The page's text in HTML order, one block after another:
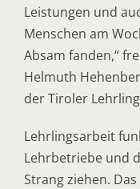
Leistungen und
Menschen am
Absam fanden,“
Helmuth
der Tiroler
Lehrlingsarbeit
Lehrbetriebe und
Strang ziehen.